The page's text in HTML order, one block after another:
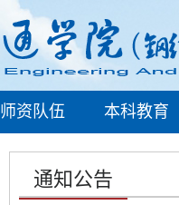
师资队伍 本科教育
通知公告